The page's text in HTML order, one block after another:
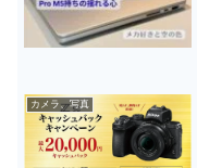
カメラ、写真